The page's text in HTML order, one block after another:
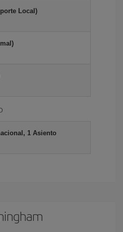
Local)
1 Asiento